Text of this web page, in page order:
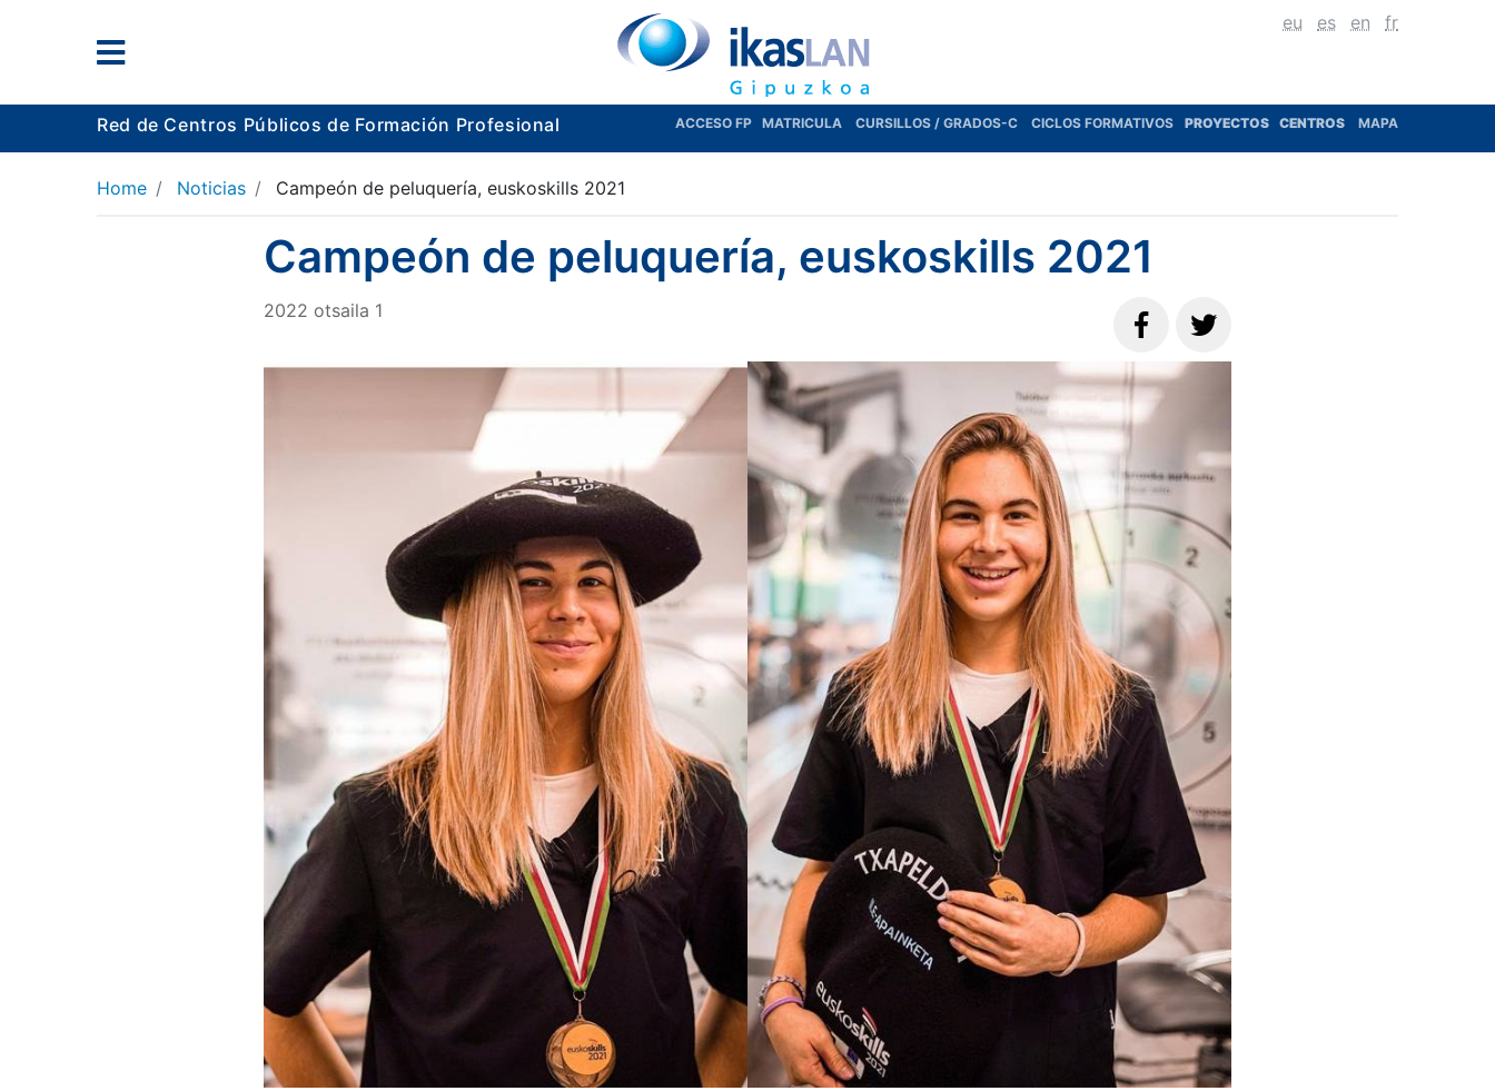
eu es en fr
Red de Centros Públicos de Formación Profesional ACCESO FP MATRICULA CURSILLOS / GRADOS-C CICLOS FORMATIVOS PROYECTOS CENTROS MAPA
Home Noticias Campeón de peluquería, euskoskills 2021
Campeón de peluquería, euskoskills 2021
2022 otsaila 1